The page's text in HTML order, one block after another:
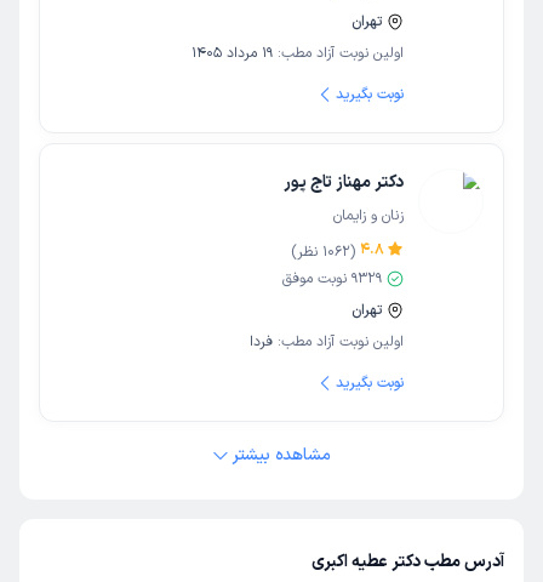
تهران
اولین نوبت آزاد مطب: 19 مرداد 1405
نوبت بگیرید
دکتر مهناز تاج پور
زنان و زایمان
4.8
(
1062 نظر)
9329 نوبت موفق
تهران
اولین نوبت آزاد مطب: فردا
نوبت بگیرید
مشاهده بیشتر
آدرس مطب دکتر عطیه اکبری